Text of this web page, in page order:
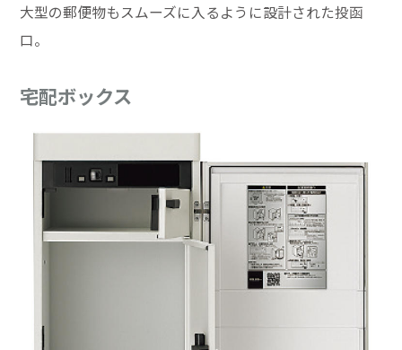
大型の郵便物もスムーズに入るように設計された投函
口。
宅配ボックス